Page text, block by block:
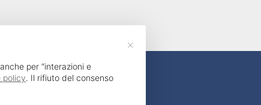
×
per “interazioni e
policy. Il rifiuto del consenso